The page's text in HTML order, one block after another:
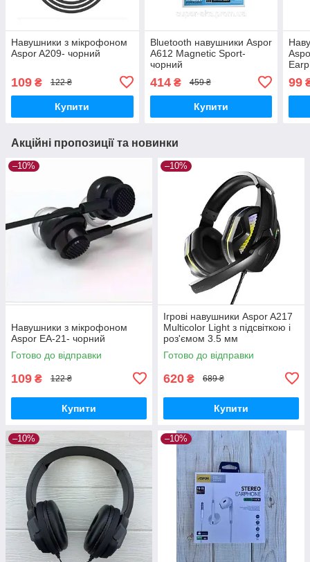
Навушники з мікрофоном
Aspor A209- чорний
109 ₴ 122 ₴
Купити
Bluetooth навушники Aspor
A612 Magnetic Sport-
чорний
414₴ 459 ₴
Купити
99
Акційні пропозиції та новинки
–10%
Навушники з мікрофоном
Aspor EA-21- чорний
Готово до відправки
109 ₴ 122 ₴
Купити
–10%
Ігрові навушники Aspor A217
Multicolor Light з підсвіткою і
роз'ємом 3.5 мм
Готово до відправки
620 ₴ 689 ₴
Купити
–10% –10%